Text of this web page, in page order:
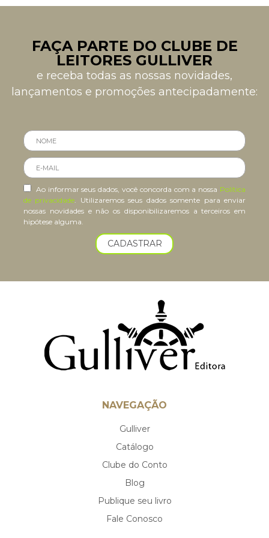
FAÇA PARTE DO CLUBE DE
LEITORES GULLIVER
e receba todas as nossas novidades,
lançamentos e promoções antecipadamente:
Ao informar seus dados, você concorda com a nossa Política
de privacidade. Utilizaremos seus dados somente para enviar
nossas novidades e não os disponibilizaremos a terceiros em
hipótese alguma.
CADASTRAR
NAVEGAÇÃO
Gulliver
Catálogo
Clube do Conto
Blog
Publique seu livro
Fale Conosco